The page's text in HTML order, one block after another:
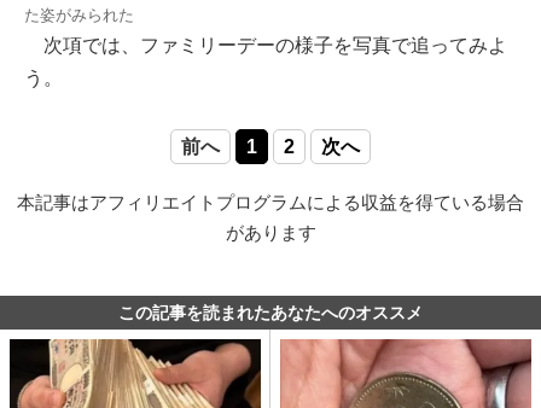
た姿がみられた
次項では、ファミリーデーの様子を写真で追ってみよ
う。
前へ 1 2 次へ
本記事はアフィリエイトプログラムによる収益を得ている場合
があります
この記事を読まれたあなたへのオススメ